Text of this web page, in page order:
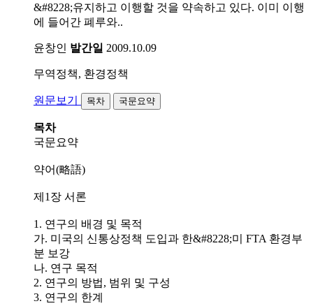
&#8228;유지하고 이행할 것을 약속하고 있다. 이미 이행
에 들어간 폐루와..
윤창인 발간일 2009.10.09
무역정책, 환경정책
원문보기 목차 국문요약
목차
국문요약
약어(略語)
제1장 서론
1. 연구의 배경 및 목적
가. 미국의 신통상정책 도입과 한&#8228;미 FTA 환경부
분 보강
나. 연구 목적
2. 연구의 방법, 범위 및 구성
3. 연구의 한계